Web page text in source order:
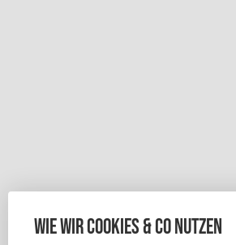
Wie wir Cookies & Co nutzen